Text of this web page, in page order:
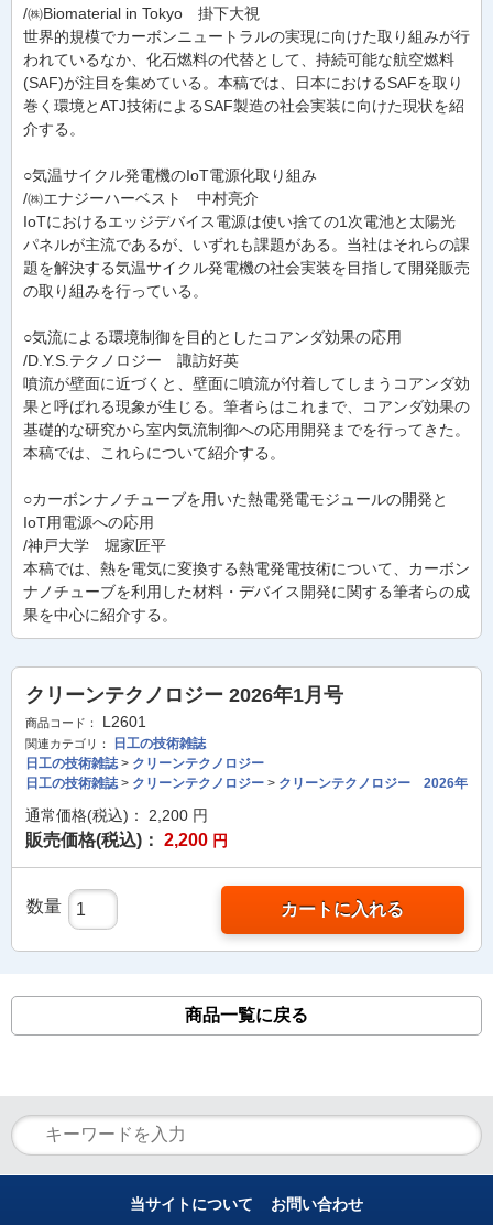
/㈱Biomaterial in Tokyo 掛下大視
世界的規模でカーボンニュートラルの実現に向けた取り組みが行
われているなか、化石燃料の代替として、持続可能な航空燃料
(SAF)が注目を集めている。本稿では、日本におけるSAFを取り
巻く環境とATJ技術によるSAF製造の社会実装に向けた現状を紹
介する。
○気温サイクル発電機のIoT電源化取り組み
/㈱エナジーハーベスト 中村亮介
IoTにおけるエッジデバイス電源は使い捨ての1次電池と太陽光
パネルが主流であるが、いずれも課題がある。当社はそれらの課
題を解決する気温サイクル発電機の社会実装を目指して開発販売
の取り組みを行っている。
○気流による環境制御を目的としたコアンダ効果の応用
/D.Y.S.テクノロジー 諏訪好英
噴流が壁面に近づくと、壁面に噴流が付着してしまうコアンダ効
果と呼ばれる現象が生じる。筆者らはこれまで、コアンダ効果の
基礎的な研究から室内気流制御への応用開発までを行ってきた。
本稿では、これらについて紹介する。
○カーボンナノチューブを用いた熱電発電モジュールの開発と
IoT用電源への応用
/神戸大学 堀家匠平
本稿では、熱を電気に変換する熱電発電技術について、カーボン
ナノチューブを利用した材料・デバイス開発に関する筆者らの成
果を中心に紹介する。
クリーンテクノロジー 2026年1月号
商品コード： L2601
関連カテゴリ：
日工の技術雑誌
日工の技術雑誌> クリーンテクノロジー
日工の技術雑誌> クリーンテクノロジー > クリーンテクノロジー 2026年
通常価格(税込)： 2,200 円
販売価格(税込)： 2,200 円
数量 カートに入れる
商品一覧に戻る
当サイトについて お問い合わせ